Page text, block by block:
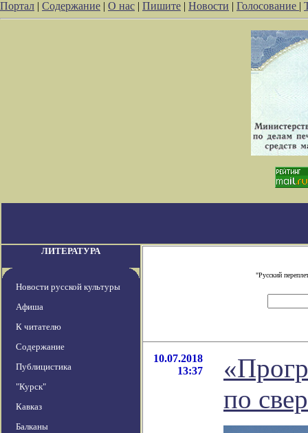
Портал | Содержание | О нас | Пишите | Новости | Голосование |
ЛИТЕРАТУРА
Новости русской культуры
Афиша
К читателю
Содержание
Публицистика
"Курск"
Кавказ
Балканы
"Русский
10.07.2018
13:37
по